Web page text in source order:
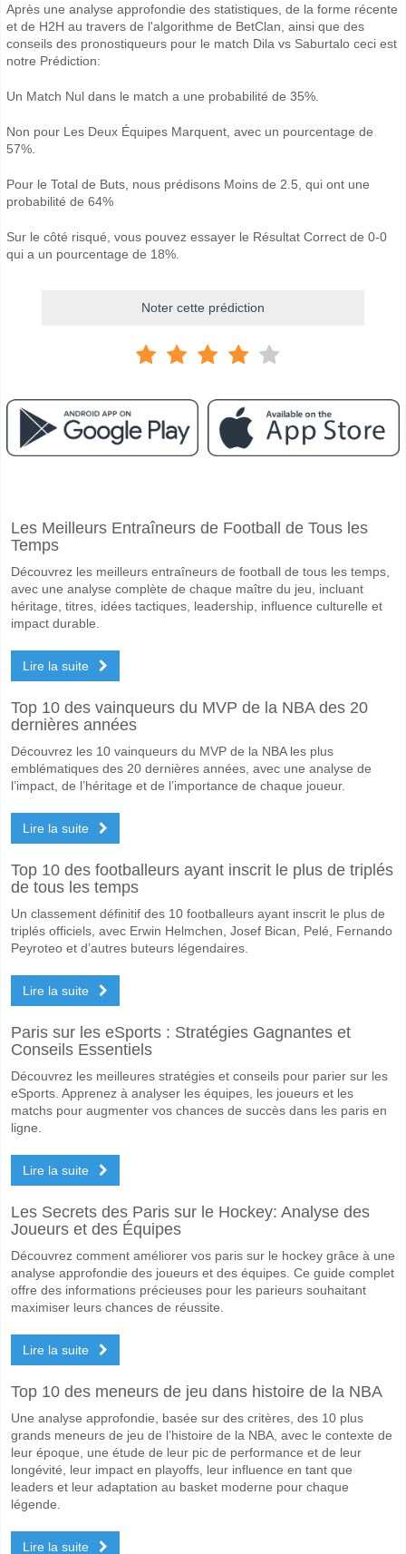
Après une analyse approfondie des statistiques, de la forme récente
et de H2H au travers de l'algorithme de BetClan, ainsi que des
conseils des pronostiqueurs pour le match Dila vs Saburtalo ceci est
notre Prédiction:
Un Match Nul dans le match a une probabilité de 35%.
Non pour Les Deux Équipes Marquent, avec un pourcentage de
57%.
Pour le Total de Buts, nous prédisons Moins de 2.5, qui ont une
probabilité de 64%
Sur le côté risqué, vous pouvez essayer le Résultat Correct de 0-0
qui a un pourcentage de 18%.
Noter cette prédiction
Le match entre Dila v Saburtalo 06 May 2026 16:00.
Un Match Nul dans le match a une probabilité de 35%.
Les deux équipes marqueront-elles dans le match Dila
Non pour Les Deux Équipes Marquent, avec un pourcentage de 57%.
Quel sera le résultat correct attendu entre Dila v
Sur le côté risqué, vous pouvez essayer le Résultat Correct de 0-0
Les Meilleurs Entraîneurs de Football de Tous les
Temps
Découvrez les meilleurs entraîneurs de football de tous les temps,
avec une analyse complète de chaque maître du jeu, incluant
héritage, titres, idées tactiques, leadership, influence culturelle et
impact durable.
Lire la suite
Top 10 des vainqueurs du MVP de la NBA des 20
dernières années
Découvrez les 10 vainqueurs du MVP de la NBA les plus
emblématiques des 20 dernières années, avec une analyse de
l’impact, de l’héritage et de l’importance de chaque joueur.
Lire la suite
Top 10 des footballeurs ayant inscrit le plus de triplés
de tous les temps
Un classement définitif des 10 footballeurs ayant inscrit le plus de
triplés officiels, avec Erwin Helmchen, Josef Bican, Pelé, Fernando
Peyroteo et d’autres buteurs légendaires.
Lire la suite
Paris sur les eSports : Stratégies Gagnantes et
Conseils Essentiels
Découvrez les meilleures stratégies et conseils pour parier sur les
eSports. Apprenez à analyser les équipes, les joueurs et les
matchs pour augmenter vos chances de succès dans les paris en
ligne.
Lire la suite
Les Secrets des Paris sur le Hockey: Analyse des
Joueurs et des Équipes
Découvrez comment améliorer vos paris sur le hockey grâce à une
analyse approfondie des joueurs et des équipes. Ce guide complet
offre des informations précieuses pour les parieurs souhaitant
maximiser leurs chances de réussite.
Lire la suite
Top 10 des meneurs de jeu dans histoire de la NBA
Une analyse approfondie, basée sur des critères, des 10 plus
grands meneurs de jeu de l’histoire de la NBA, avec le contexte de
leur époque, une étude de leur pic de performance et de leur
longévité, leur impact en playoffs, leur influence en tant que
leaders et leur adaptation au basket moderne pour chaque
légende.
Lire la suite